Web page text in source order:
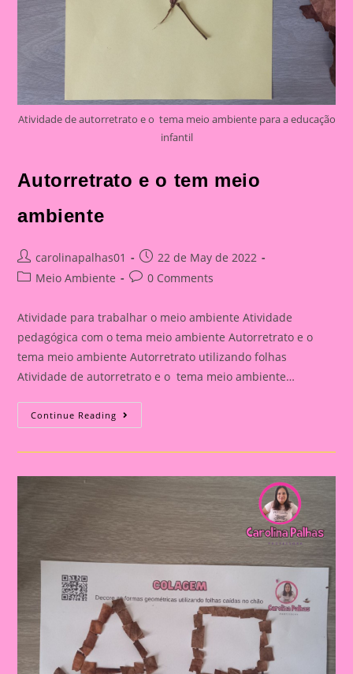
Atividade de autorretrato e o tema meio ambiente para a educação
infantil
Autorretrato e o tem meio
ambiente
Post
author:
carolinapalhas01
Post
published:
22 de May de 2022
PostMeio Ambiente
Post0 Comments
Atividade para trabalhar o meio ambiente Atividade
pedagógica com o tema meio ambiente Autorretrato e o
tema meio ambiente Autorretrato utilizando folhas
Atividade de autorretrato e o tema meio ambiente…
Continue Reading Autorretrato
E
Tem